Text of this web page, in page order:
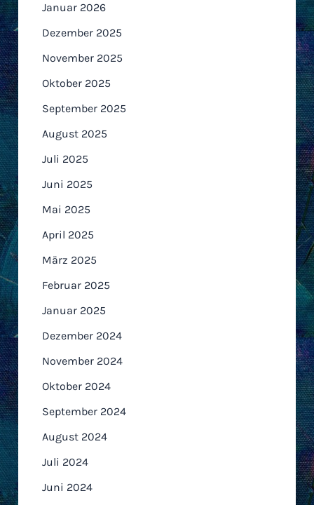
Januar 2026
Dezember 2025
November 2025
Oktober 2025
September 2025
August 2025
Juli 2025
Juni 2025
Mai 2025
April 2025
März 2025
Februar 2025
Januar 2025
Dezember 2024
November 2024
Oktober 2024
September 2024
August 2024
Juli 2024
Juni 2024